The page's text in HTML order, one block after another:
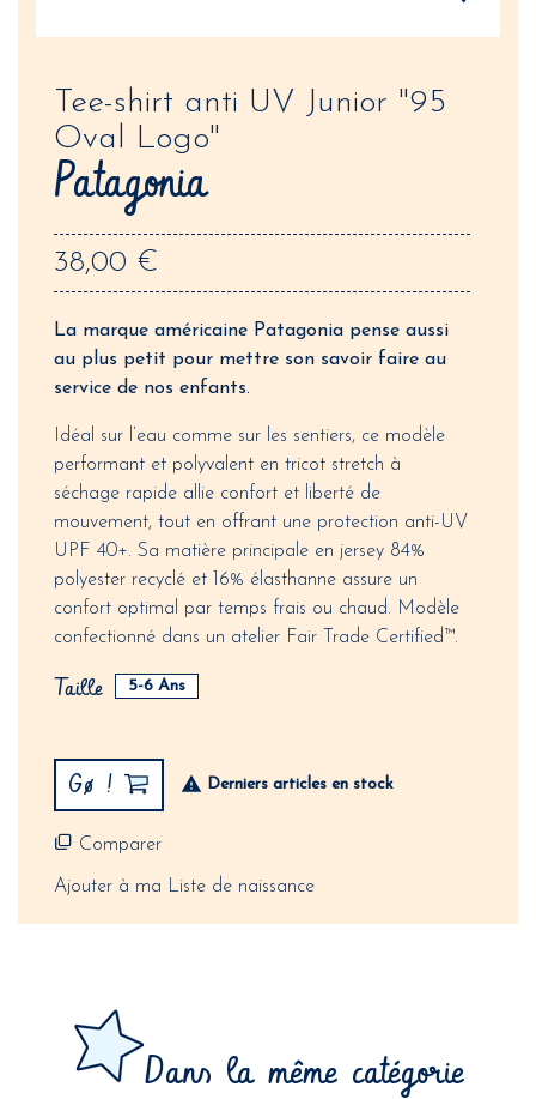
Tee-shirt anti UV Junior "95
Oval Logo"
Patagonia
38,00 €
La marque américaine Patagonia pense aussi
au plus petit pour mettre son savoir faire au
service de nos enfants.
Idéal sur l’eau comme sur les sentiers, ce modèle
performant et polyvalent en tricot stretch à
séchage rapide allie confort et liberté de
mouvement, tout en offrant une protection anti-UV
UPF 40+. Sa matière principale en jersey 84%
polyester recyclé et 16% élasthanne assure un
confort optimal par temps frais ou chaud. Modèle
confectionné dans un atelier Fair Trade Certified™.
Taille 5-6 Ans
Gø ! Derniers articles en stock
Comparer
Ajouter à ma Liste de naissance
Dans la même catégorie